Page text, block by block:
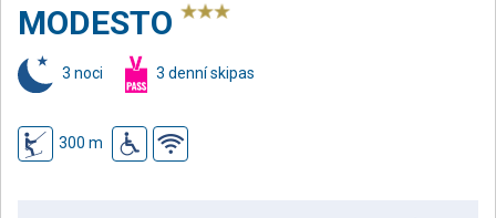
MODESTO
3 noci 3 denní skipas
300 m